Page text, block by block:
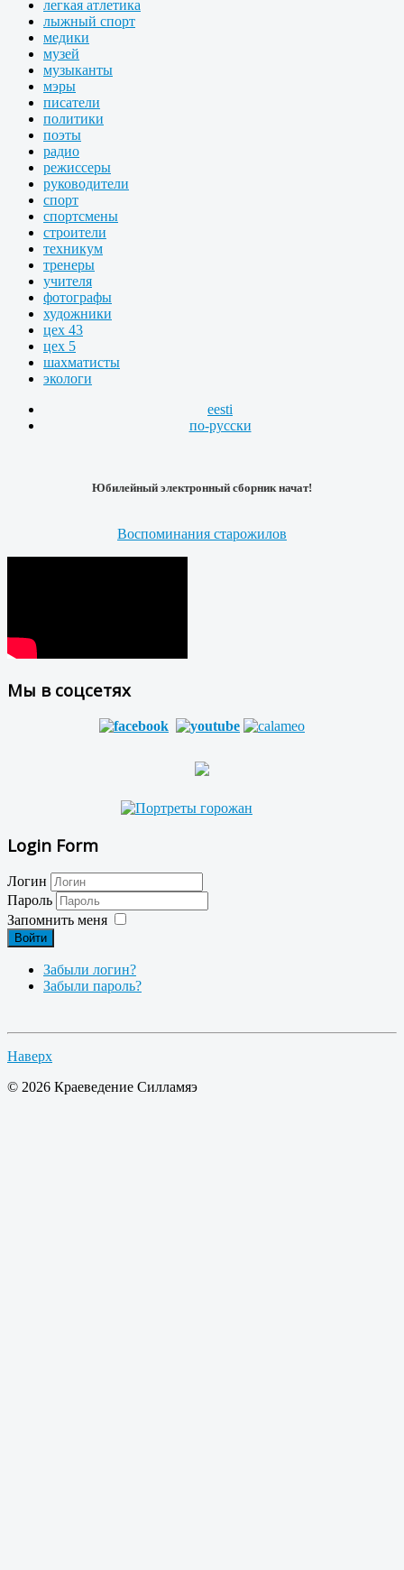
легкая атлетика
лыжный спорт
медики
музей
музыканты
мэры
писатели
политики
поэты
радио
режиссеры
руководители
спорт
спортсмены
строители
техникум
тренеры
учителя
фотографы
художники
цех 43
цех 5
шахматисты
экологи
eesti
по-русски
Юбилейный электронный сборник начат!
Воспоминания старожилов
Мы в соцсетях
Login Form
Логин
Пароль
Запомнить меня
Войти
Забыли логин?
Забыли пароль?
Наверх
© 2026 Краеведение Силламяэ